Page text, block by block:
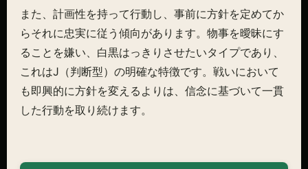
また、計画性を持って行動し、事前に方針を定めてか
らそれに忠実に従う傾向があります。物事を曖昧にす
ることを嫌い、白黒はっきりさせたいタイプであり、
これはJ（判断型）の明確な特徴です。戦いにおいて
も即興的に方針を変えるよりは、信念に基づいて一貫
した行動を取り続けます。